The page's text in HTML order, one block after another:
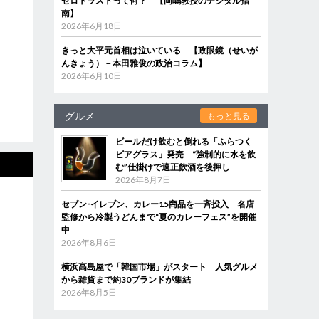
南】
2026年6月18日
きっと大平元首相は泣いている 【政眼鏡（せいが
んきょう）－本田雅俊の政治コラム】
2026年6月10日
グルメ もっと見る
ビールだけ飲むと倒れる「ふらつく
ビアグラス」発売 “強制的に水を飲
む”仕掛けで適正飲酒を後押し
2026年8月7日
セブン‐イレブン、カレー15商品を一斉投入 名店
監修から冷製うどんまで“夏のカレーフェス”を開催
中
2026年8月6日
横浜高島屋で「韓国市場」がスタート 人気グルメ
から雑貨まで約30ブランドが集結
2026年8月5日